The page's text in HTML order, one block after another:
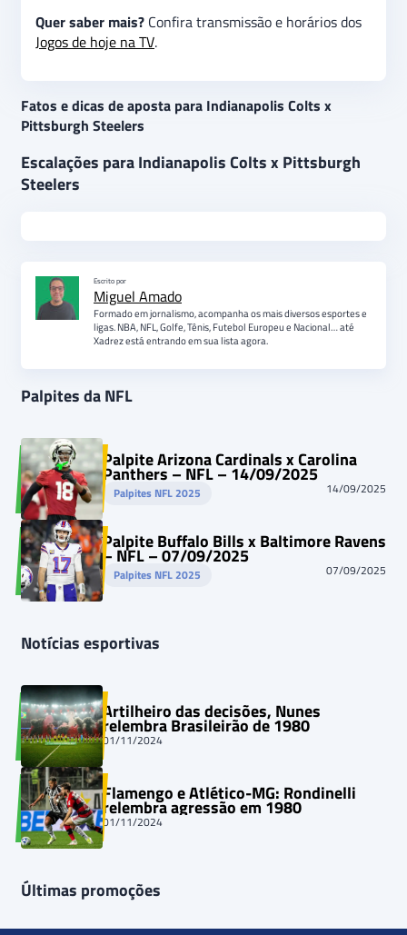
Quer saber mais? Confira transmissão e horários dos
Jogos de hoje na TV.
Fatos e dicas de aposta para Indianapolis Colts x
Pittsburgh Steelers
Escalações para Indianapolis Colts x Pittsburgh
Steelers
Escrito por
Miguel Amado
Formado em jornalismo, acompanha os mais diversos esportes e
ligas. NBA, NFL, Golfe, Tênis, Futebol Europeu e Nacional… até
Xadrez está entrando em sua lista agora.
Palpites da NFL
Palpite Arizona Cardinals x Carolina
Panthers – NFL – 14/09/2025
Palpites NFL 2025 14/09/2025
Palpite Buffalo Bills x Baltimore Ravens
– NFL – 07/09/2025
Palpites NFL 2025 07/09/2025
Notícias esportivas
Artilheiro das decisões, Nunes
relembra Brasileirão de 1980
01/11/2024
Flamengo e Atlético-MG: Rondinelli
relembra agressão em 1980
01/11/2024
Últimas promoções